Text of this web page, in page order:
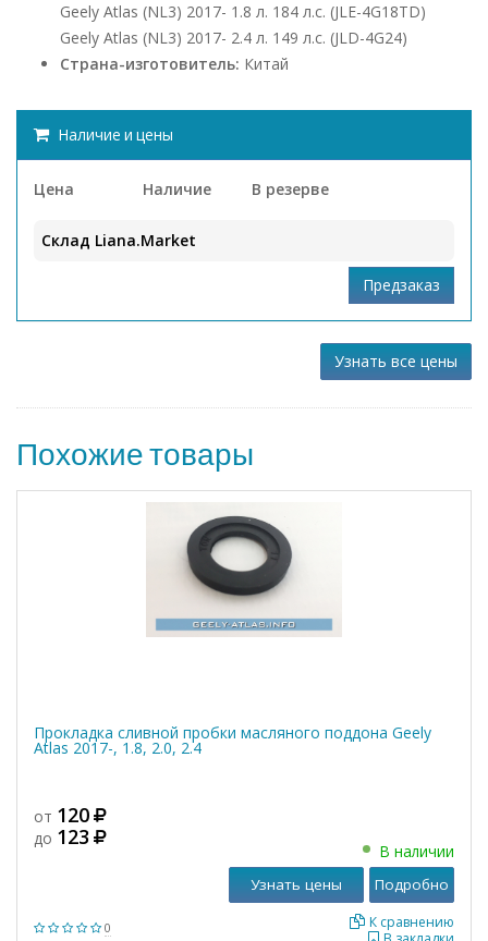
Geely Atlas (NL3) 2017- 1.8 л. 184 л.с. (JLE-4G18TD)
Geely Atlas (NL3) 2017- 2.4 л. 149 л.с. (JLD-4G24)
Страна-изготовитель: Китай
Наличие и цены
Цена Наличие В резерве
Склад Liana.Market
Узнать все цены
Похожие товары
Прокладка сливной пробки масляного поддона Geely
Atlas 2017-, 1.8, 2.0, 2.4
0
от 120
до 123
В наличии
К сравнению
Узнать цены Подробно